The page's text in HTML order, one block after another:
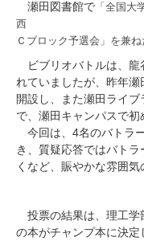
瀬田図書館で 「全国大
西
Ｃブロック予選会」を兼ね
ビブリオバトルは、龍
れていましたが、昨年瀬
開設し、また瀬田ライ
で、瀬田キャンパスで初
今回は、 4名のバトラ
き、質疑応答ではバト
くなど、賑やかな雰囲気
投票の結果は、理工学
の本がチャンプ本に決定